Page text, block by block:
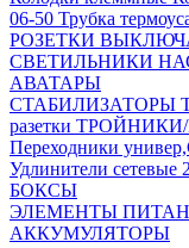
06-50 Трубка
РОЗЕТКИ
СВЕТИЛЬНИКИ
АВАТАРЫ
СТАБИЛИЗАТОРЫ
разетки
Переходники
Удлинители сетевые
БОКСЫ
ЭЛЕМЕНТЫ
АККУМУЛЯТОРЫ